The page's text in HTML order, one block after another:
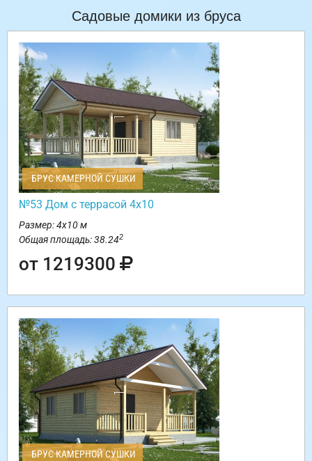
Садовые домики из бруса
БРУС КАМЕРНОЙ СУШКИ
№53 Дом с террасой 4х10
Размер: 4х10 м
Общая площадь: 38.242
от 1219300
БРУС КАМЕРНОЙ СУШКИ